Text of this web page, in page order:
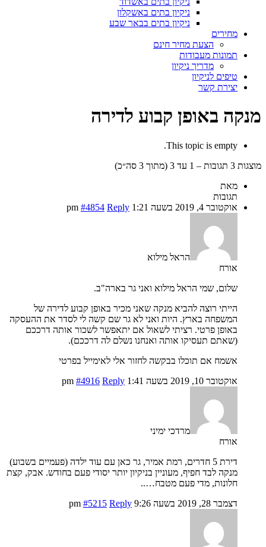
ניקיון בתים באשקלון
ניקיון בתים בבאר שבע
מחירים
הצעת מחיר חינם
תמונות מעבודות
מדריך ניקיון
טיפים לניקיון
יצירת קשר
מנקה באופן קבוע לדירה
This topic is empty.
מוצגות 3 תגובות – 1 עד 3 (מתוך 3 סה״כ)
מאת
תגובות
אוקטובר 4, 2019 בשעה 1:21 pm
#4854 Reply
הראל מילוא
אורח
שלום, שמי הראל מילוא ואני גר בארה"ב.
הייתי רוצה להביא מנקה שאני מכיר באופן קבוע לדירה של
המשפחה בארץ. היות ואני לא גר שם קשה לי לסדר את ההעסקה
באופן פרטי. רציתי לשאול אם יתאפשר לשכור אותה דרככם
(שאתם תעסיקו אותה ואנחנו נשלם לה דרככם).
אשמח אם תוכלו בבקשה לחזור אלי לאימייל בפרטי
אוקטובר 10, 2019 בשעה 1:41 pm
#4916 Reply
מרדכי ימיני
אורח
דירת 5 חדרים, רמת אמיר, גר כאן עם עוד ילדה (פעמיים בשבוע)
מנקה לבד חפיף, מעוניין בניקיון יותר יסודי פעם בחודש. אבק, קצת
חלונות, מדי פעם מטבח…..
דצמבר 28, 2019 בשעה 9:26 pm
#5215 Reply